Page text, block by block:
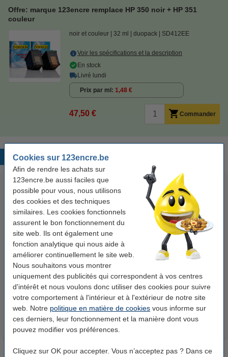
Cookies sur 123encre.be
Afin de rendre les achats sur
123encre.be aussi faciles que
possible pour vous, nous utilisons
des cookies et des techniques
similaires. Les cookies fonctionnels
assurent le bon fonctionnement du
site web. Ils ont également une
fonction analytique qui nous aide à
améliorer continuellement le site web.
Nous souhaitons vous montrer
uniquement des publicités qui correspondent à vos centres
d'intérêt et nous voulons donc utiliser des cookies pour suivre
votre comportement à l'intérieur et à l'extérieur de notre site
web. Notre politique en matière de cookies vous informe sur
ces derniers, leur fonctionnement et la manière dont vous
pouvez modifier vos préférences.
Cliquez sur OK pour accepter. Vous n’acceptez pas ? Dans ce
Offre: marque 123encre remplace HP 350 noir + HP 351
couleur
noir et couleur 32 ml duopack SD412EE
Voir les spécifications et la description
En stock
Livré lundi
Prix par ml 1,48 €
47,50 € Commander
Produits populaires
123accu Xtreme Power MN1500
Penlite piles AA 24 pièces
14,95 € Inclus : 21% de TVA
123encre papier d'impression 1
g/m²
7,25 € Inclus : 21% de TVA